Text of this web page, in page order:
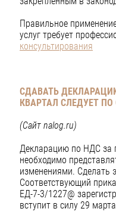
Правильное
услуг требует
консультирования
СДАВАТЬ
КВАРТАЛ СЛЕДУЕТ
(Сайт nalog.ru)
Декларацию по НДС за
необходимо
изменениями. Сделать
Соответствующий
ЕД-7-3/1227@
вступит в силу 29